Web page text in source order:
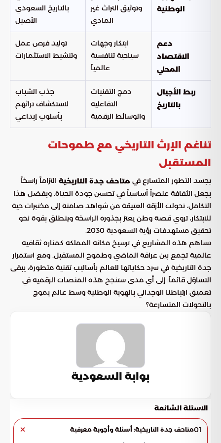
الوطنية
وتوثيق التراث غير
المادي
بالتاريخ السعودي
الأصيل
دعم
الاقتصاد
المحلي
ابتكار وجهات
سياحية تنافسية
عالمياً
توليد فرص عمل
وتنشيط الاستثمارات
ربط الأجيال
بالتاريخ
دمج التقنيات
التفاعلية
والوسائط الرقمية
جذب الشباب
لاستكشاف تراثهم
بأسلوب إبداعي
تناغم الإرث التاريخي مع طموحات
المستقبل
يجسد التطور المتسارع في متاحف جدة التاريخية التزاماً راسخاً
بجعل الثقافة عنصراً أساسياً في تحسين جودة الحياة. وبفضل هذا
التكامل، تحولت الأزقة العتيقة من شواهد صامتة إلى مختبرات حية
للابتكار، تروي قصة وطن يعتز بجذوره الراسخة وينطلق بقوة نحو
تحقيق مستهدفات رؤية السعودية 2030.
تساهم هذه المشاريع في ترسيخ مكانة المملكة كمنارة ثقافية
عالمية تجمع بين عراقة الماضي وطموح المستقبل. ومع استمرار
جدة التاريخية في سرد حكاياتها للعالم بأساليب تقنية متطورة، يبقى
التساؤل قائماً: إلى أي مدى ستنجح هذه المنصات الرقمية في
تعميق ارتباطنا الوجداني بالهوية الوطنية وسط عالم يموج
بالتحولات المتسارعة؟
بوابة السعودية
الاسئلة الشائعة
01متاحف جدة التاريخية: أسئلة وأجوبة معرفية